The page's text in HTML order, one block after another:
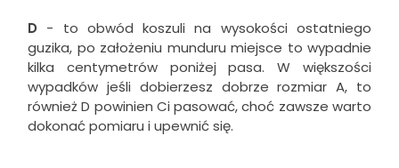
D - to obwód koszuli na wysokości ostatniego
guzika, po założeniu munduru miejsce to wypadnie
kilka centymetrów poniżej pasa. W większości
wypadków jeśli dobierzesz dobrze rozmiar A, to
również D powinien Ci pasować, choć zawsze warto
dokonać pomiaru i upewnić się.